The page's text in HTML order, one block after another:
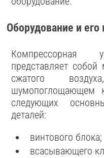
Оборудование и
Компрессорная
представляет
сжатого
шумопоглощающем
следующих
деталей:
винтового блока;
всасывающего